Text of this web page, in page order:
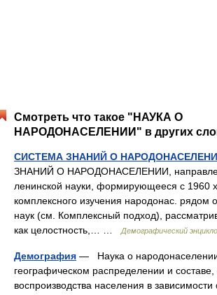
Смотреть что такое "НАУКА О
НАРОДОНАСЕЛЕНИИ" в других
СИСТЕМА ЗНАНИЙ О
ЗНАНИЙ О НАРОДОНАСЕЛЕНИИ,
ленинской науки, формирующееся с 1960 х
комплексного изучения народонас. рядом
наук (см. Комплексный подход),
как целостность,… …
Демографический
Демография — Наука о народонаселении,
географическом распределении и
воспроизводства населения в